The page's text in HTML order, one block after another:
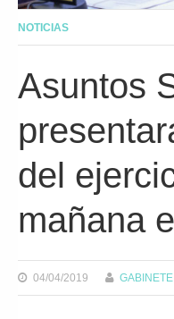
NOTICIAS
Asuntos
del
mañana
04/04/2019